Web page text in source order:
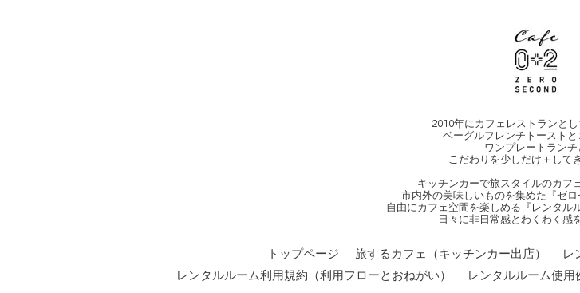
2010年にカフェレストランとし
ベーグルフレンチトーストと
ワンプレートランチ
こだわりを少しだけ＋して
キッチンカーで旅スタイルのカフ
市内外の美味しいものを集めた『ゼ
自由にカフェ空間を楽しめる『レンタル
日々に非日常感とわくわく感
トップページ 旅するカフェ（キッチンカー出店）
レ
レンタルルーム利用規約（利用フローとおねがい）
レンタルルーム使用